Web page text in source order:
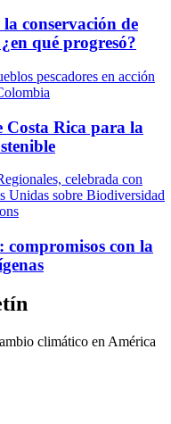
conservación de
qué progresó?
Costa Rica para la
compromisos con la
climático en América